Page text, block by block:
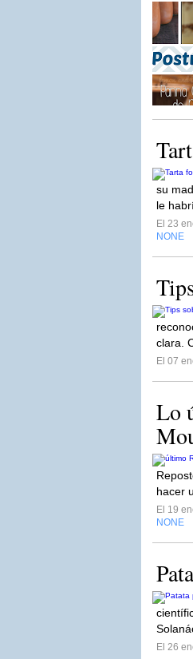
su
le
El 23
NONE
clara.
El 07
Lo
hacer
El 19
NONE
El 26